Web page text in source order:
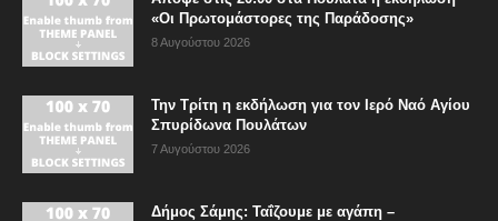
«Οι Πρωτομάστορες της Παράδοσης»
8 Αυγούστου 2026
Την Τρίτη η εκδήλωση για τον Ιερό Ναό Αγίου
Σπυρίδωνα Πουλάτων
7 Αυγούστου 2026
Δήμος Σάμης: Ταΐζουμε με αγάπη –